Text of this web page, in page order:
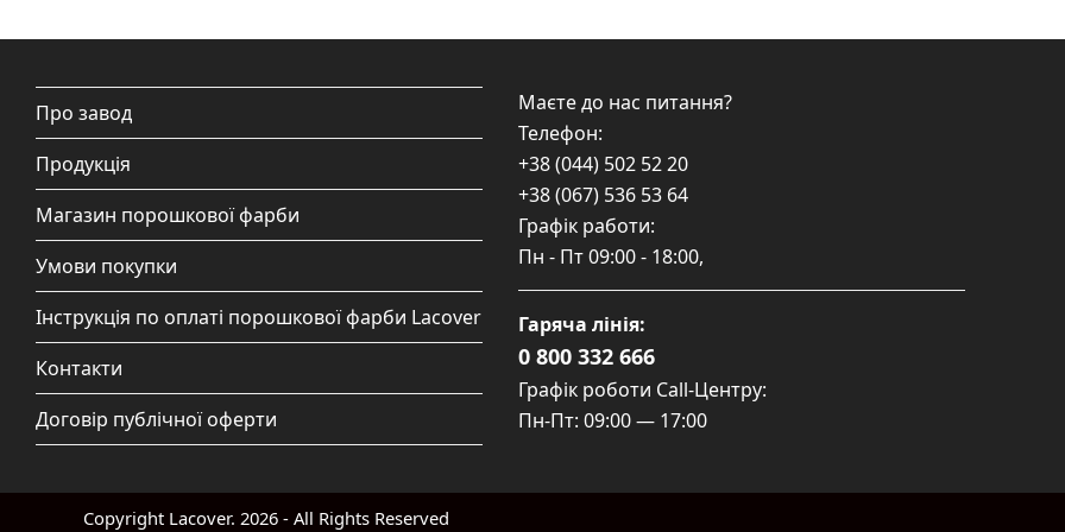
Про завод
Продукція
Магазин порошкової фарби
Умови покупки
Інструкція по оплаті порошкової фарби Lacover
Контакти
Договір публічної оферти
Маєте до нас питання?
Телефон:
+38 (044) 502 52 20
+38 (067) 536 53 64
Графік работи:
Пн - Пт09:00 - 18:00,
Гаряча лінія:
0 800 332 666
Графік роботи Call-Центру:
Пн-Пт: 09:00 — 17:00
Copyright Lacover. 2026 - All Rights Reserved